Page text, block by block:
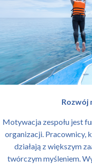
Rozwój
Motywacja zespołu jest
organizacji. Pracownicy,
działają z większym
twórczym myśleniem.